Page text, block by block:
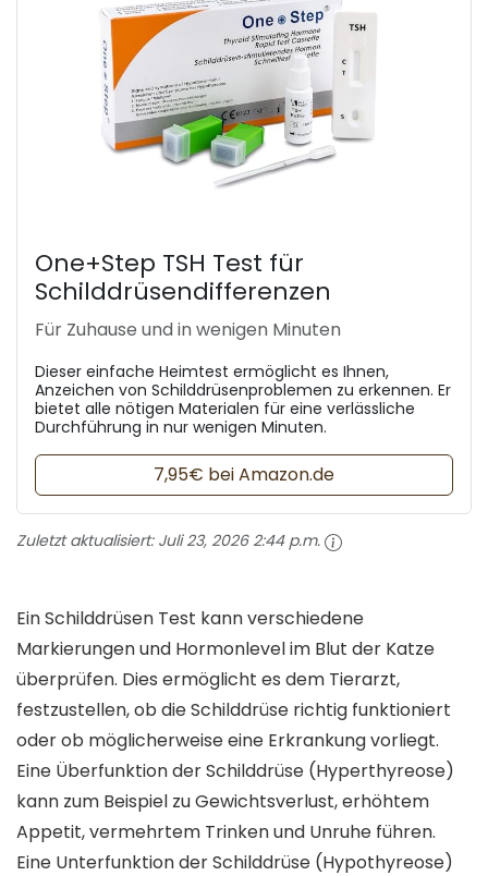
One+Step TSH Test für
Schilddrüsendifferenzen
Für Zuhause und in wenigen Minuten
Dieser einfache Heimtest ermöglicht es Ihnen,
Anzeichen von Schilddrüsenproblemen zu erkennen. Er
bietet alle nötigen Materialen für eine verlässliche
Durchführung in nur wenigen Minuten.
7,95€ bei Amazon.de
Zuletzt aktualisiert: Juli 23, 2026 2:44 p.m.
Ein Schilddrüsen Test kann verschiedene
Markierungen und Hormonlevel im Blut der Katze
überprüfen. Dies ermöglicht es dem Tierarzt,
festzustellen, ob die Schilddrüse richtig funktioniert
oder ob möglicherweise eine Erkrankung vorliegt.
Eine Überfunktion der Schilddrüse (Hyperthyreose)
kann zum Beispiel zu Gewichtsverlust, erhöhtem
Appetit, vermehrtem Trinken und Unruhe führen.
Eine Unterfunktion der Schilddrüse (Hypothyreose)